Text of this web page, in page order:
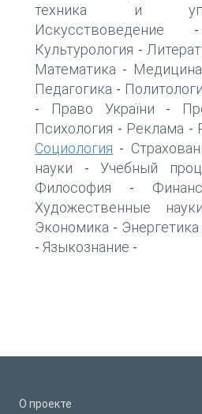
техника и
Искусствоведение
Культурология -
Математика - Медицина
Педагогика -
- Право України -
Психология - Реклама -
Социология -
науки - Учебный
Философия -
Художественные науки
Экономика - Энергетика
- Языкознание -
О проекте